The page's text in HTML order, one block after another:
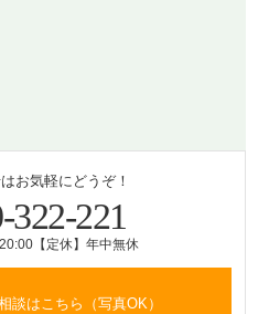
お気軽にどうぞ！
322-221
【定休】年中無休
談はこちら（写真OK）